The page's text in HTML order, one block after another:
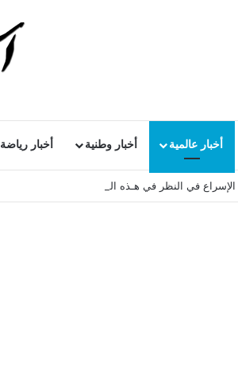
أخبار عالمية أخبار وطنية أخبار رياضة
في النظر في هـذه الملفات